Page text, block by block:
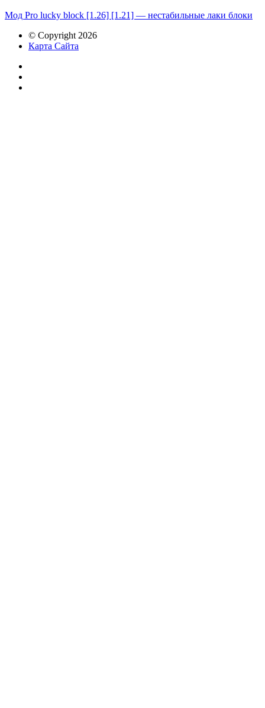
Мод Pro lucky block [1.26] [1.21] — нестабильные лаки блоки
© Copyright 2026
Карта Сайта